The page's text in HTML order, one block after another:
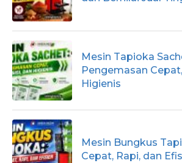
Mesin Tapioka
Pengemasan
Higienis
Mesin Bungkus
Cepat, Rapi, dan